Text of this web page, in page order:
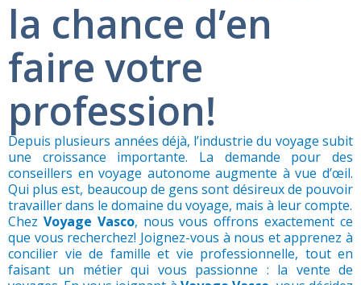
la chance d’en
faire votre
profession!
Depuis plusieurs années déjà, l’industrie du voyage subit
une croissance importante. La demande pour des
conseillers en voyage autonome augmente à vue d’œil.
Qui plus est, beaucoup de gens sont désireux de pouvoir
travailler dans le domaine du voyage, mais à leur compte.
Chez Voyage Vasco, nous vous offrons exactement ce
que vous recherchez! Joignez-vous à nous et apprenez à
concilier vie de famille et vie professionnelle, tout en
faisant un métier qui vous passionne : la vente de